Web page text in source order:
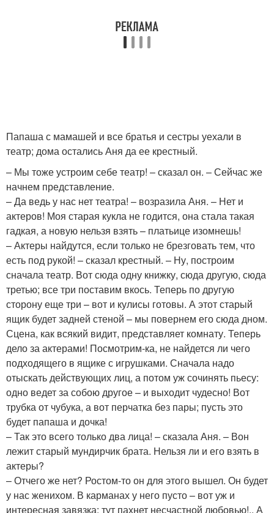
Папаша с мамашей и все братья и сестры уехали в
театр; дома остались Аня да ее крестный.
– Мы тоже устроим себе театр! – сказал он. – Сейчас же
начнем представление.
– Да ведь у нас нет театра! – возразила Аня. – Нет и
актеров! Моя старая кукла не годится, она стала такая
гадкая, а новую нельзя взять – платьице изомнешь!
– Актеры найдутся, если только не брезговать тем, что
есть под рукой! – сказал крестный. – Ну, построим
сначала театр. Вот сюда одну книжку, сюда другую, сюда
третью; все три поставим вкось. Теперь по другую
сторону еще три – вот и кулисы готовы. А этот старый
ящик будет задней стеной – мы повернем его сюда дном.
Сцена, как всякий видит, представляет комнату. Теперь
дело за актерами! Посмотрим-ка, не найдется ли чего
подходящего в ящике с игрушками. Сначала надо
отыскать действующих лиц, а потом уж сочинять пьесу:
одно ведет за собою другое – и выходит чудесно! Вот
трубка от чубука, а вот перчатка без пары; пусть это
будет папаша и дочка!
– Так это всего только два лица! – сказала Аня. – Вон
лежит старый мундирчик брата. Нельзя ли и его взять в
актеры?
– Отчего же нет? Ростом-то он для этого вышел. Он будет
у нас женихом. В карманах у него пусто – вот уж и
интересная завязка: тут пахнет несчастной любовью!.. А